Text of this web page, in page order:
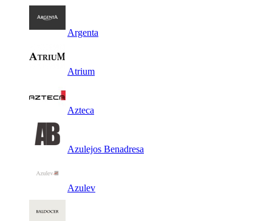
Argenta
Atrium
Azteca
Azulejos Benadresa
Azulev